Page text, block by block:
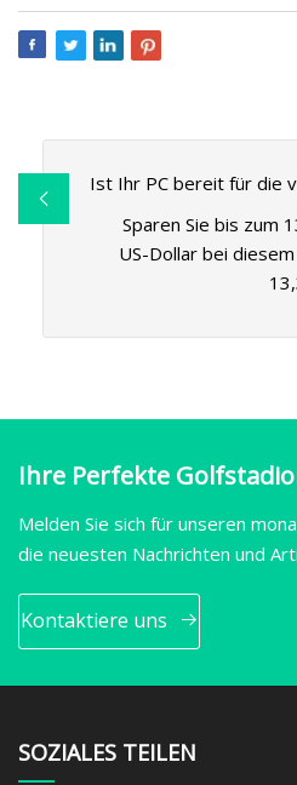
Ist Ihr PC bereit für die
Sparen Sie bis zum
US-Dollar bei
Ihre Perfekte
Melden Sie sich für unseren
die neuesten Nachrichten und
Kontaktiere uns
SOZIALES TEILEN